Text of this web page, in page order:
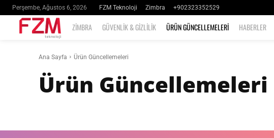
Perşembe, Ağustos 6, 2026 FZM Teknoloji Zimbra +902323352529
ZIMBRA GÜVENLIK & GIZLILIK ÜRÜN GÜNCELLEMELERI HABERLER
Ana Sayfa Ürün Güncellemeleri
Ürün Güncellemeleri